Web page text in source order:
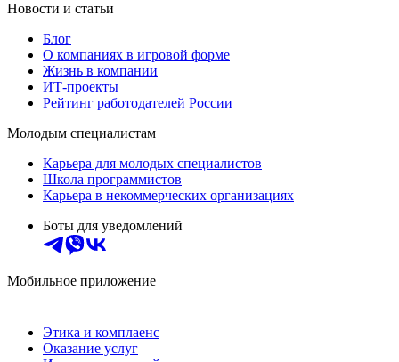
Новости и статьи
Блог
О компаниях в игровой форме
Жизнь в компании
ИТ-проекты
Рейтинг работодателей России
Молодым специалистам
Карьера для молодых специалистов
Школа программистов
Карьера в некоммерческих организациях
Боты для уведомлений
Мобильное приложение
Этика и комплаенс
Оказание услуг